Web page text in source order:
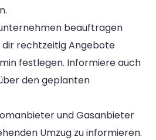
beauftragen
rechtzeitig Angebote
festlegen. Informiere auch
den geplanten
und Gasanbieter
Umzug zu informieren.